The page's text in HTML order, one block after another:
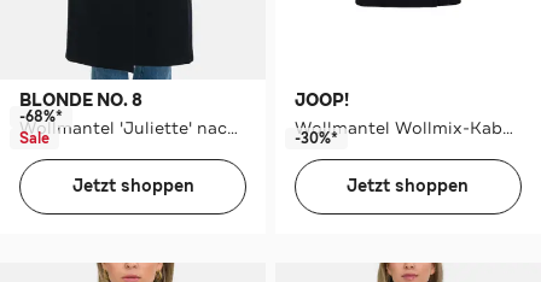
BLONDE NO. 8
Wollmantel 'Juliette' nachtblau
-68%*
Sale
Jetzt shoppen
JOOP!
Wollmantel Wollmix-Kaban in Navy navy
-30%*
Jetzt shoppen